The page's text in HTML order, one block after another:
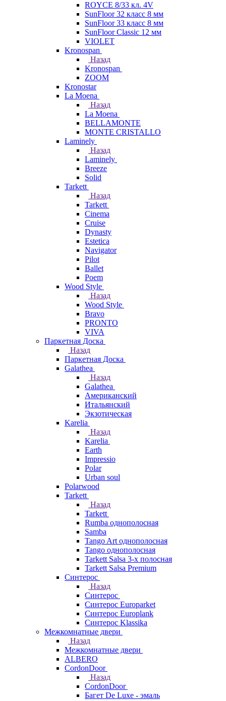
ROYCE 8/33 кл. 4V
SunFloor 32 класс 8 мм
SunFloor 33 класс 8 мм
SunFloor Classic 12 мм
VIOLET
Kronospan
Назад
Kronospan
ZOOM
Kronostar
La Moena
Назад
La Moena
BELLAMONTE
MONTE CRISTALLO
Laminely
Назад
Laminely
Breeze
Solid
Tarkett
Назад
Tarkett
Cinema
Cruise
Dynasty
Estetica
Navigator
Pilot
Ballet
Poem
Wood Style
Назад
Wood Style
Bravo
PRONTO
VIVA
Паркетная Доска
Назад
Паркетная Доска
Galathea
Назад
Galathea
Американский
Итальянский
Экзотическая
Karelia
Назад
Karelia
Earth
Impressio
Polar
Urban soul
Polarwood
Tarkett
Назад
Tarkett
Rumba однополосная
Samba
Tango Art однополосная
Tango однополосная
Tarkett Salsa 3-х полосная
Tarkett Salsa Premium
Синтерос
Назад
Синтерос
Синтерос Europarket
Синтерос Europlank
Синтерос Klassika
Межкомнатные двери
Назад
Межкомнатные двери
ALBERO
CordonDoor
Назад
CordonDoor
Багет De Luxe - эмаль